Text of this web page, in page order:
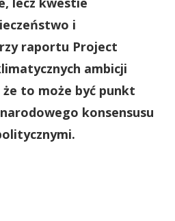
i
raportu Project
ambicji
że to może być punkt
konsensusu